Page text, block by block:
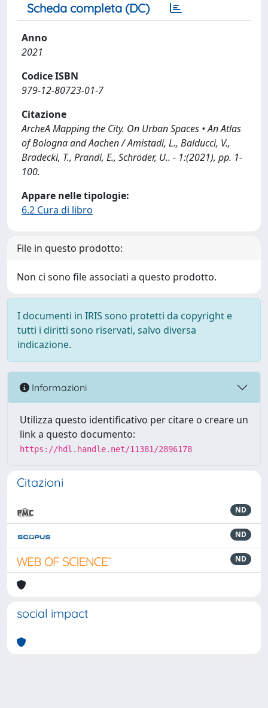
Scheda completa (DC)
Anno
2021
Codice ISBN
979-12-80723-01-7
Citazione
ArcheA Mapping the City. On Urban Spaces • An Atlas
of Bologna and Aachen / Amistadi, L., Balducci, V.,
Bradecki, T., Prandi, E., Schröder, U.. - 1:(2021), pp. 1-
100.
Appare nelle tipologie:
6.2 Cura di libro
File in questo prodotto:
Non ci sono file associati a questo prodotto.
I documenti in IRIS sono protetti da copyright e
tutti i diritti sono riservati, salvo diversa
indicazione.
Informazioni
Utilizza questo identificativo per citare o creare un
link a questo documento:
https://hdl.handle.net/11381/2896178
Citazioni
ND
ND
ND
social impact